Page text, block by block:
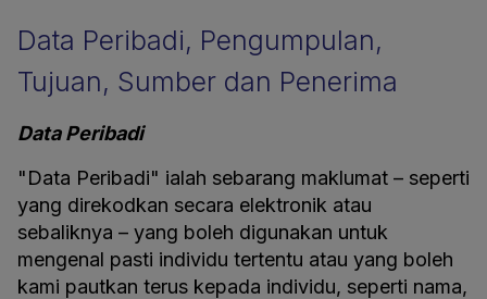
Data Peribadi, Pengumpulan,
Tujuan, Sumber dan Penerima
Data Peribadi
"Data Peribadi" ialah sebarang maklumat – seperti
yang direkodkan secara elektronik atau
sebaliknya – yang boleh digunakan untuk
mengenal pasti individu tertentu atau yang boleh
kami pautkan terus kepada individu, seperti nama,